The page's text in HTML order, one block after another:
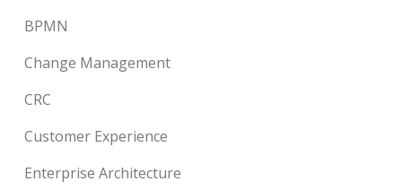
BPMN
Change Management
CRC
Customer Experience
Enterprise Architecture